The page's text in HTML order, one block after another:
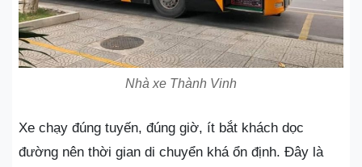
Nhà xe Thành Vinh
Xe chạy đúng tuyến, đúng giờ, ít bắt khách dọc
đường nên thời gian di chuyển khá ổn định. Đây là